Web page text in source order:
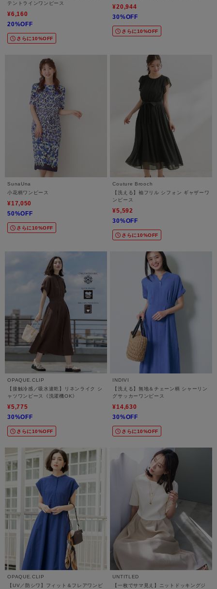
テントラインワンピース
¥6,160
20%OFF
さらに10%OFF
¥20,944
30%OFF
さらに10%OFF
SunaUna
小花柄ワンピース
¥17,050
50%OFF
さらに10%OFF
Couture Brooch
【洗える】袖フリル シフォン ギャザーワ
ンピース
¥5,592
30%OFF
さらに10%OFF
OPAQUE.CLIP
【接触冷感／吸水速乾】リネンライク シ
ャツワンピース《洗濯機OK》
¥5,775
30%OFF
さらに10%OFF
INDIVI
【洗える】無地＆チェーン柄 シャーリン
グサッカーワンピース
¥14,630
30%OFF
さらに10%OFF
OPAQUE.CLIP
【UV／防シワ】フィット＆フレアワンピ
UNTITLED
【一枚でサマ見え】ニットドッキングジ